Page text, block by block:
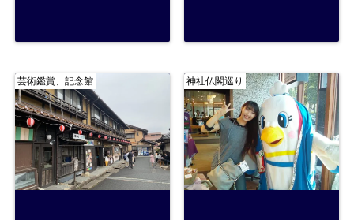
芸術鑑賞、記念館 神社仏閣巡り